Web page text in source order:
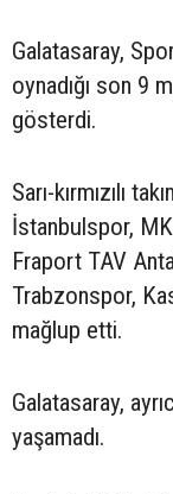
Galatasaray,
oynadığı son 9
gösterdi.
Sarı-kırmızılı
İstanbulspor,
Fraport TAV
Trabzonspor,
mağlup etti.
Galatasaray,
yaşamadı.